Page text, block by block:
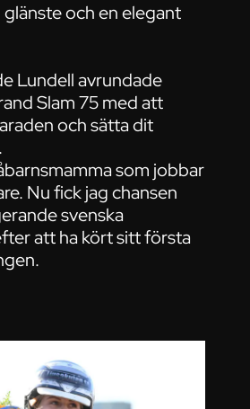
och en elegant
Lundell avrundade
Slam 75 med att
och sätta dit
som jobbar
Nu fick jag chansen
svenska
att ha kört sitt första